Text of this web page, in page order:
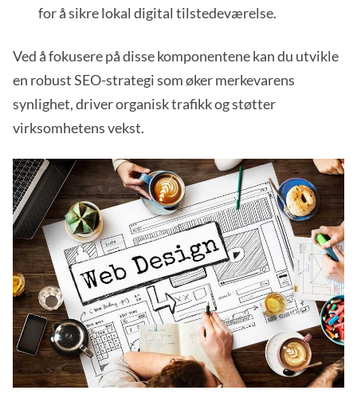
for å sikre lokal digital tilstedeværelse.
Ved å fokusere på disse komponentene kan du utvikle
en robust SEO-strategi som øker merkevarens
synlighet, driver organisk trafikk og støtter
virksomhetens vekst.